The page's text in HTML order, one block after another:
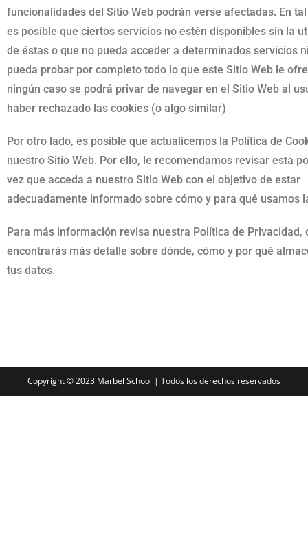
funcionalidades del Sitio Web podrán verse afectadas. En
es posible que ciertos servicios no estén disponibles sin la
de éstas o que no pueda acceder a determinados servicios
pueda probar por completo todo lo que este Sitio Web le
ningún caso se podrá privar de navegar en el Sitio Web al
haber rechazado las cookies (o algo similar)
Por otro lado, es posible que actualicemos la Política de
nuestro Sitio Web. Por ello, le recomendamos revisar esta
vez que acceda a nuestro Sitio Web con el objetivo de estar
adecuadamente informado sobre cómo y para qué usamos
Para más información revisa nuestra Política de Privacidad,
encontrarás más detalle sobre dónde, cómo y por qué
tus datos.
Copyright © 2023 Marbel School | Todos los derechos reservados